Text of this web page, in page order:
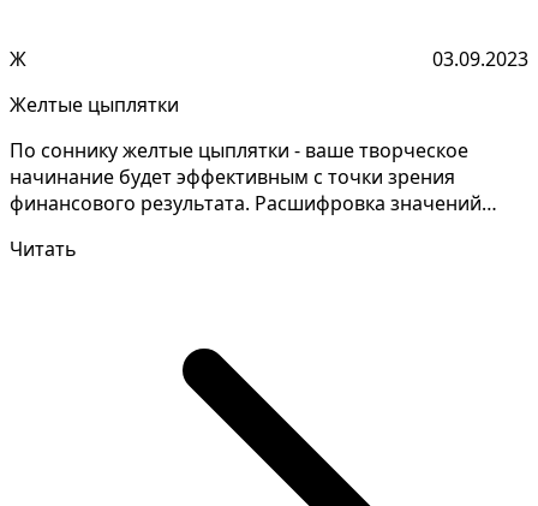
Ж
03.09.2023
Желтые цыплятки
По соннику желтые цыплятки - ваше творческое
начинание будет эффективным с точки зрения
финансового результата. Расшифровка значений
Читать